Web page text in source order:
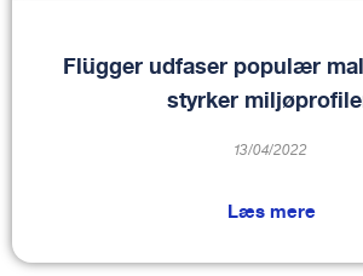
Flügger udfaser populær
styrker
13/04/2022
Læs mere